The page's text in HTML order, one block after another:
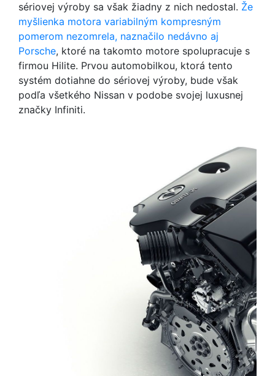
sériovej výroby sa však žiadny z nich nedostal. Že
myšlienka motora variabilným kompresným
pomerom nezomrela, naznačilo nedávno aj
Porsche, ktoré na takomto motore spolupracuje s
firmou Hilite. Prvou automobilkou, ktorá tento
systém dotiahne do sériovej výroby, bude však
podľa všetkého Nissan v podobe svojej luxusnej
značky Infiniti.